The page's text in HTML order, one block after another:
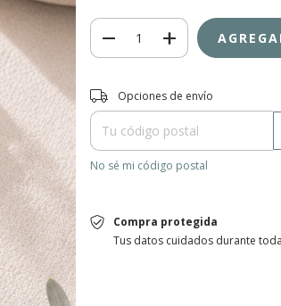
Entregas para el CP:
Opciones de envío
Compra protegida